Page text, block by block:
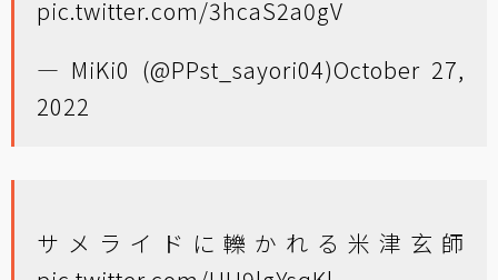
pic.twitter.com/3hcaS2a0gV
— MiKi0 (@PPst_sayori04)October 27,
2022
サメライドに轢かれる米津玄師